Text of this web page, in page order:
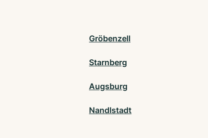
Gröbenzell
Starnberg
Augsburg
Nandlstadt